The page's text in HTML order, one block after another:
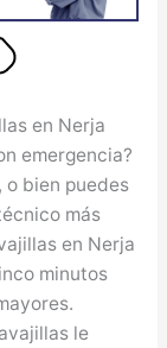
en Nerja
emergencia?
o bien puedes
más
en Nerja
minutos
le